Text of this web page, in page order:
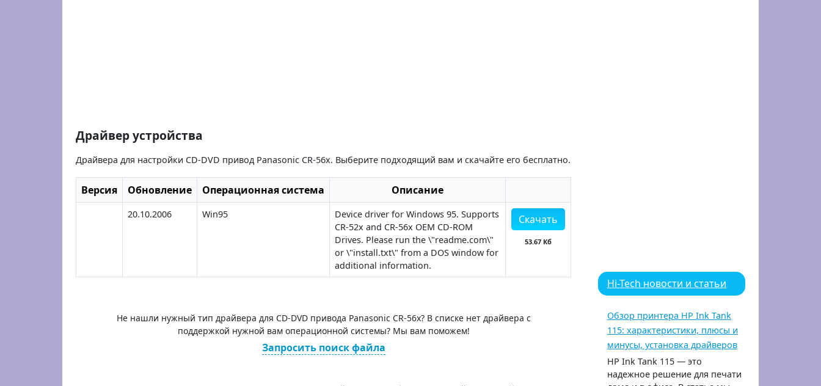
Драйвер устройства
Драйвера для настройки CD-DVD привод Panasonic CR-56x. Выберите подходящий вам и скачайте его бесплатно.
Версия Обновление Операционная система Описание
20.10.2006 Win95
Device driver for Windows 95. Supports
CR-52x and CR-56x OEM CD-ROM
Drives. Please run the \"readme.com\"
or \"install.txt\" from a DOS window for
additional information.
Скачать
53.67 Кб
Не нашли нужный тип драйвера для CD-DVD привода Panasonic CR-56x? В списке нет драйвера с
поддержкой нужной вам операционной системы? Мы вам поможем!
Запросить поиск файла
Hi-Tech новости и статьи
Обзор принтера HP Ink Tank
115: характеристики, плюсы и
минусы, установка драйверов
HP Ink Tank 115 — это
надежное решение для печати